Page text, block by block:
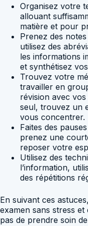
Organisez votre
allouant
matière et pour
Prenez des
utilisez des
les informations
et synthétisez
Trouvez votre
travailler en
révision avec
seul, trouvez un
vous concentrer.
Faites des
prenez une
reposer votre
Utilisez des
l’information,
des répétitions
En suivant ces
examen sans stress et
pas de prendre soin